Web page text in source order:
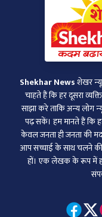
Shekhar Newsशेखर
चाहते हैं कि हर दूसरा
साझा करे ताकि अन्‍य लोग
पढ़ सकें। हम मानते हैं कि
केवल जनता ही जनता की
आप सच्चाई के साथ चलने की
हों। एक लेखक के रूप में